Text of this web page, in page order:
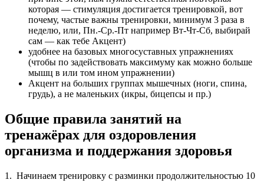
которая — стимуляция достигается тренировкой, вот
почему, частые важны тренировки, минимум 3 раза в
неделю, или, Пн.-Ср.-Пт например Вт-Чт-Сб, выбирай
сам — как тебе Акцент)
удобнее на базовых многосуставных упражнениях
(чтобы по задействовать максимуму как можно больше
мышц в или том ином упражнении)
Акцент на больших группах мышечных (ноги, спина,
грудь), а не маленьких (икры, бицепсы и пр.)
Общие правила занятий на
тренажёрах для оздоровления
организма и поддержания здоровья
1. Начинаем тренировку с разминки продолжительностью 10